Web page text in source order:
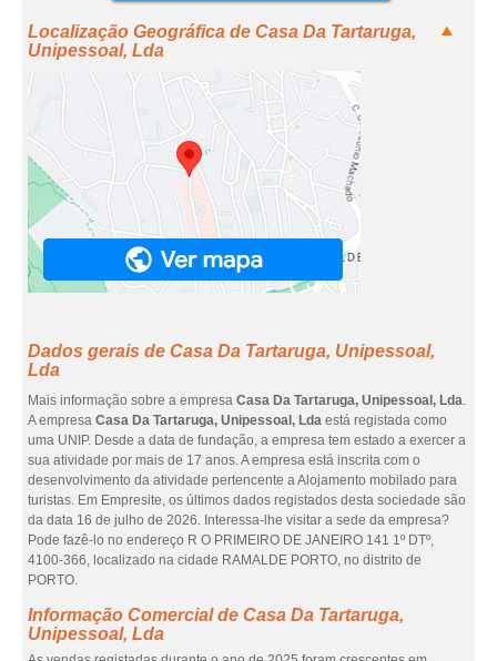
Localização Geográfica de Casa Da Tartaruga,
Unipessoal, Lda
Dados gerais de Casa Da Tartaruga, Unipessoal,
Lda
Mais informação sobre a empresa Casa Da Tartaruga, Unipessoal, Lda.
A empresa Casa Da Tartaruga, Unipessoal, Lda está registada como
uma UNIP. Desde a data de fundação, a empresa tem estado a exercer a
sua atividade por mais de 17 anos. A empresa está inscrita com o
desenvolvimento da atividade pertencente a Alojamento mobilado para
turistas. Em Empresite, os últimos dados registados desta sociedade são
da data 16 de julho de 2026. Interessa-lhe visitar a sede da empresa?
Pode fazê-lo no endereço R O PRIMEIRO DE JANEIRO 141 1º DTº,
4100-366, localizado na cidade RAMALDE PORTO, no distrito de
PORTO.
Informação Comercial de Casa Da Tartaruga,
Unipessoal, Lda